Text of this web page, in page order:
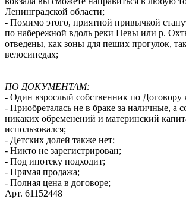
Ленинградской области;
- Помимо этого, приятной привычкой
по набережной вдоль реки Невы или р.
отведены, как зоны для пеших прогулок,
велосипедах;
ПО ДОКУМЕНТАМ:
- Один взрослый собственник по Договору
- Приобреталась не в браке за наличные, а
никаких обременений и материнский
использовался;
- Детских долей также нет;
- Никто не зарегистрирован;
- Под ипотеку подходит;
- Прямая продажа;
- Полная цена в договоре;
Арт. 61152448